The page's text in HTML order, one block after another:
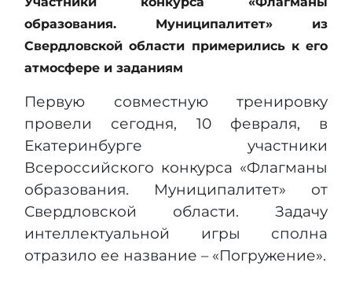
образования. Муниципалитет» из
Свердловской области примерились к его
атмосфере и заданиям
Первую совместную тренировку
провели сегодня, 10 февраля, в
Екатеринбурге участники
Всероссийского конкурса «Флагманы
образования. Муниципалитет» от
Свердловской области. Задачу
интеллектуальной игры сполна
отразило ее название – «Погружение».